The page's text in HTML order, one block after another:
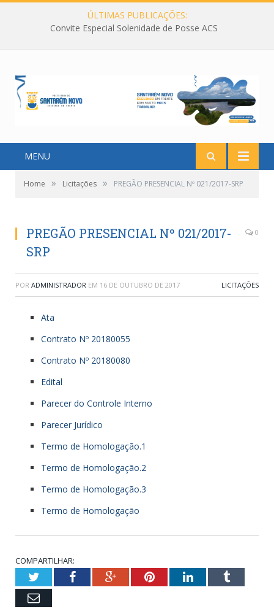
ÚLTIMAS PUBLICAÇÕES:
Convite Especial Solenidade de Posse ACS
MENU
Home » Licitações » PREGÃO PRESENCIAL Nº 021/2017-SRP
PREGÃO PRESENCIAL Nº 021/2017-
SRP
0
POR ADMINISTRADOR EM 16 DE OUTUBRO DE 2017 LICITAÇÕES
Ata
Contrato Nº 20180055
Contrato Nº 20180080
Edital
Parecer do Controle Interno
Parecer Jurídico
Termo de Homologação.1
Termo de Homologação.2
Termo de Homologação.3
Termo de Homologação
COMPARTILHAR:
TwitterFacebookGoogle+PinterestLinkedInTumblr
Email